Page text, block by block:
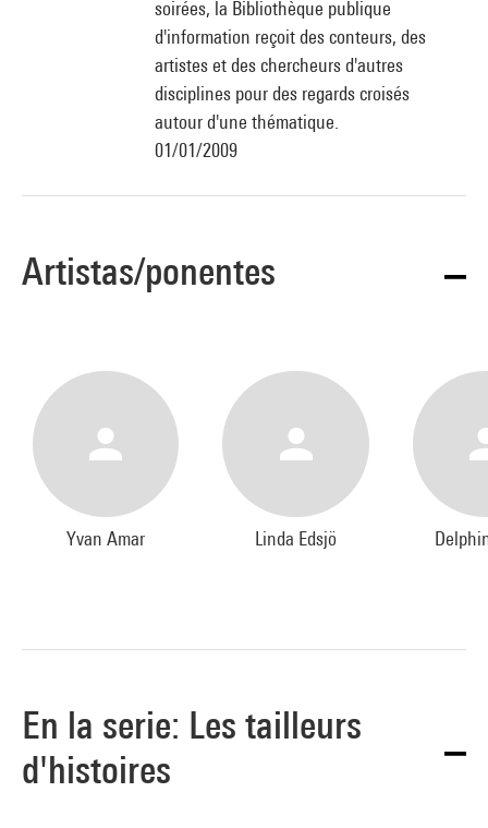
soirées, la Bibliothèque publique
d'information reçoit des conteurs, des
artistes et des chercheurs d'autres
disciplines pour des regards croisés
autour d'une thématique.
01/01/2009
Artistas/ponentes
Yvan Amar Linda Edsjö
En la serie: Les tailleurs
d'histoires